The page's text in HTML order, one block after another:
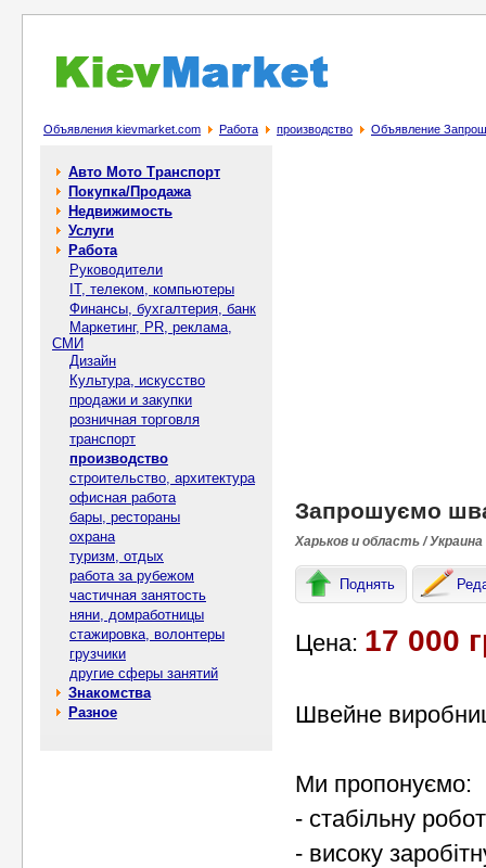
Объявления kievmarket.com Работа производство Объявление
Авто Мото Транспорт
Покупка/Продажа
Недвижимость
Услуги
Работа
Руководители
IT, телеком, компьютеры
Финансы, бухгалтерия, банк
Маркетинг, PR, реклама,
СМИ
Дизайн
Культура, искусство
продажи и закупки
розничная торговля
транспорт
производство
строительство, архитектура
офисная работа
бары, рестораны
охрана
туризм, отдых
работа за рубежом
частичная занятость
няни, домработницы
стажировка, волонтеры
грузчики
другие сферы занятий
Знакомства
Разное
Запрошуємо
Харьков и область / Украина
Поднять
Цена: 17 000
Швейне
Ми пропонуємо:
- стабільну
- високу